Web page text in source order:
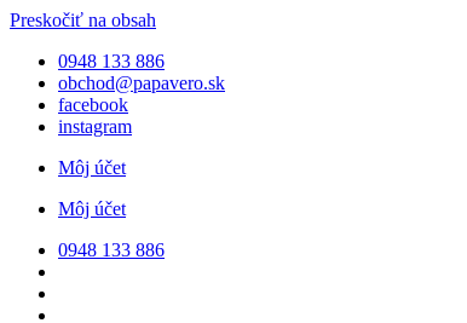
Preskočiť na obsah
0948 133 886
obchod@papavero.sk
facebook
instagram
Môj účet
Môj účet
0948 133 886